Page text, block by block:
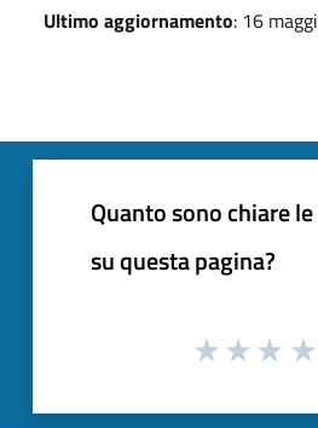
Ultimo aggiornamento: 16
Quanto sono chiare
su questa pagina?